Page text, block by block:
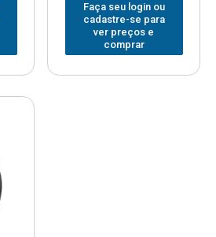
Faça seu login ou
cadastre-se para
ver preços e
comprar